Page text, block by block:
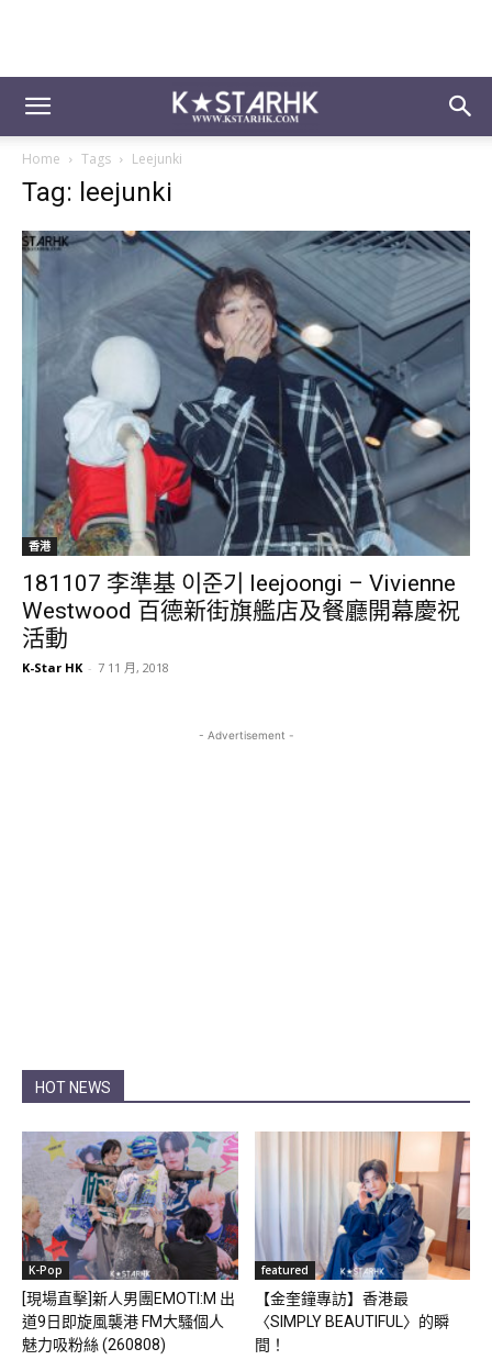
Home Tags Leejunki
Tag: leejunki
香港
181107 李準基 이준기 leejoongi – Vivienne
Westwood 百德新街旗艦店及餐廳開幕慶祝
活動
K-Star HK - 7 11 月, 2018
- Advertisement -
HOT NEWS
K-Pop
[現場直擊]新人男團EMOTI:M 出
道9日即旋風襲港 FM大騷個人
魅力吸粉絲 (260808)
featured
【金奎鐘專訪】香港最
〈SIMPLY BEAUTIFUL〉的瞬
間！